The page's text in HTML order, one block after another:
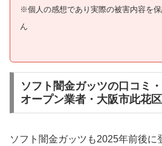
※個人の感想であり実際の被害内容を
ん
ソフト闇金ガッツの口コミ
オープン業者・大阪市此花
ソフト闇金ガッツも2025年前後に